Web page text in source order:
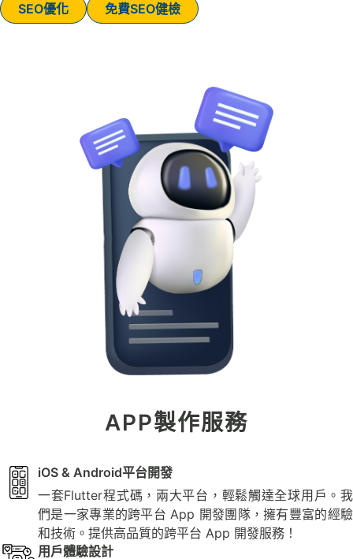
SEO優化 免費SEO健檢
APP製作服務
iOS & Android平台開發
一套Flutter程式碼，兩大平台，輕鬆觸達全球用戶。我
們是一家專業的跨平台 App 開發團隊，擁有豐富的經驗
和技術。提供高品質的跨平台 App 開發服務！
用戶體驗設計